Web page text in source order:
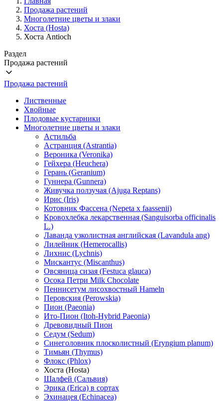
Продажа растений
Многолетние цветы и злаки
Хоста (Hosta)
Хоста Antioch
Раздел
Продажа растений
Продажа растений
Лиственные
Хвойные
Плодовые кустарники
Многолетние цветы и злаки
Астильба
Астранция (Astrantia)
Вероника (Veronika)
Гейхера (Heuchera)
Герань (Geranium)
Гуннера (Gunnera)
Живучка ползучая (Ajuga Reptans)
Ирис (Iris)
Котовник Фассена (Nepeta x faassenii)
Кровохлебка лекарственная (Sanguisorba officinalis
L.)
Лаванда узколистная английская (Lavandula ang)
Лилейник (Hemerocallis)
Лихнис (Lychnis)
Мискантус (Miscanthus)
Овсяница сизая (Festuca glauca)
Осока Петри Milk Chocolate
Пеннисетум лисохвостный Hameln
Перовския (Perowskia)
Пион (Paeonia)
Ито-Пион (Itoh-Hybrid Paeonia)
Древовидный Пион
Седум (Sedum)
Синеголовник плосколистный (Eryngium planum)
Тимьян (Thymus)
Флокс (Phlox)
Хоста (Hosta)
Шалфей (Сальвия)
Эрика (Erica) в сортах
Эхинацея (Echinacea)